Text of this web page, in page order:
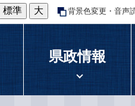
標準 大 背景色変更・音声
県政情報